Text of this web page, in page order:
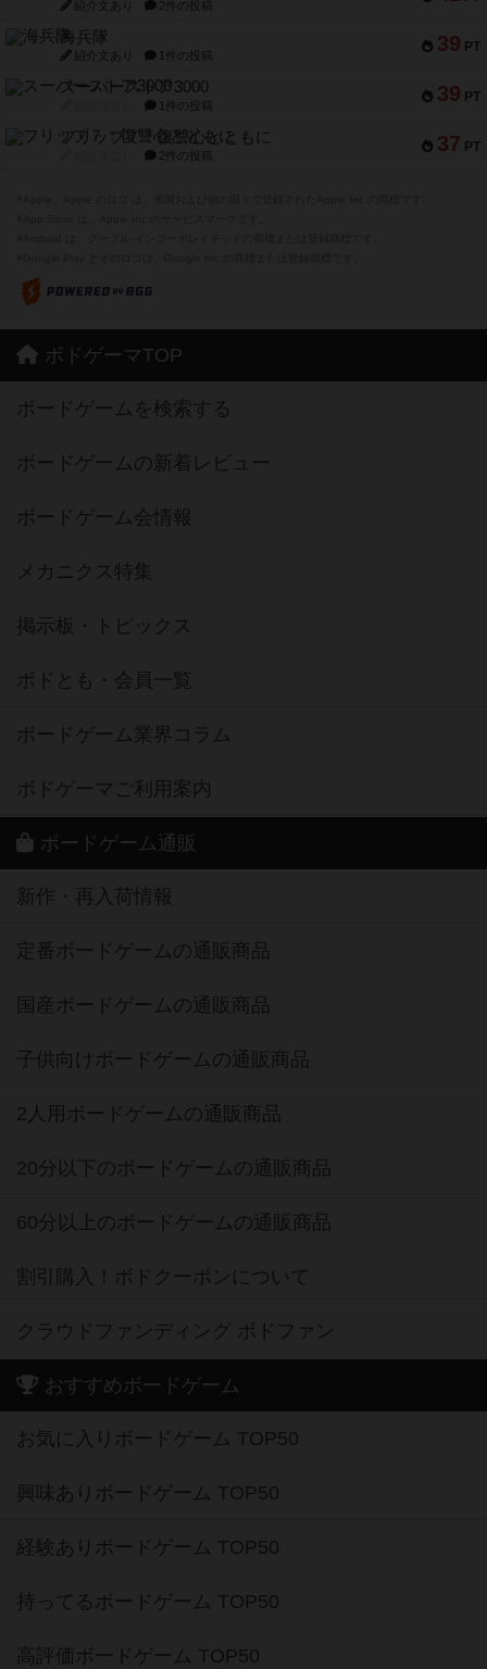
紹介文あり 2件の投稿
39 PT
海兵隊
紹介文あり 1件の投稿
39 PT
スーパーストア3000
1件の投稿
37 PT
フリップ７：復讐心とともに
2件の投稿
ボドゲーマTOP
ボードゲームを検索する
ボードゲームの新着レビュー
ボードゲーム会情報
メカニクス特集
掲示板・トピックス
ボドとも・会員一覧
ボードゲーム業界コラム
ボドゲーマご利用案内
ボードゲーム通販
新作・再入荷情報
定番ボードゲームの通販商品
国産ボードゲームの通販商品
子供向けボードゲームの通販商品
2人用ボードゲームの通販商品
20分以下のボードゲームの通販商品
60分以上のボードゲームの通販商品
割引購入！ボドクーポンについて
クラウドファンディング ボドファン
おすすめボードゲーム
お気に入りボードゲーム TOP50
興味ありボードゲーム TOP50
経験ありボードゲーム TOP50
持ってるボードゲーム TOP50
高評価ボードゲーム TOP50